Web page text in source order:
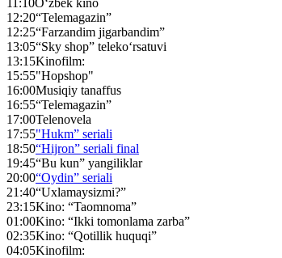
12:20“Telemagazin”
12:25“Farzandim jigarbandim”
13:05“Sky shop” teleko‘rsatuvi
13:15Kinofilm:
15:55"Hopshop"
16:00Musiqiy tanaffus
16:55“Telemagazin”
17:00Telenovela
17:55"Hukm” seriali
18:50“Hijron” seriali final
19:45“Bu kun” yangiliklar
20:00“Oydin” seriali
21:40“Uxlamaysizmi?”
23:15Kino: “Taomnoma”
01:00Kino: “Ikki tomonlama zarba”
02:35Kino: “Qotillik huquqi”
04:05Kinofilm: